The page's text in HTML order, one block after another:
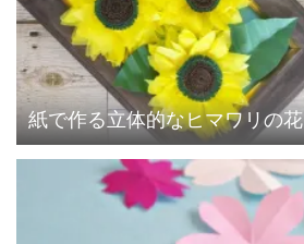
紙で作る立体的なヒマワリの花